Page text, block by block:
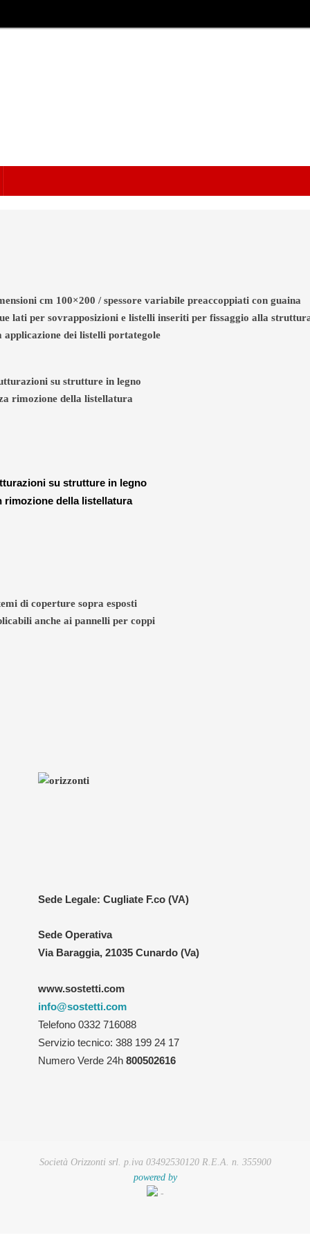
cm 100×200 / spessore variabile preaccoppiati con guaina
lati per sovrapposizioni e listelli inseriti per fissaggio alla
applicazione dei listelli portategole
su strutture in legno
rimozione della listellatura
su strutture in legno
rimozione della listellatura
di coperture sopra esposti
anche ai pannelli per coppi
Sede Legale: Cugliate F.co (VA)
Sede Operativa
Via Baraggia, 21035 Cunardo (Va)
www.sostetti.com
info@sostetti.com
Telefono 0332 716088
Servizio tecnico: 388 199 24 17
Numero Verde 24h 800502616
Società Orizzonti srl. p.iva 03492530120 R.E.A. n. 355900
powered by
-